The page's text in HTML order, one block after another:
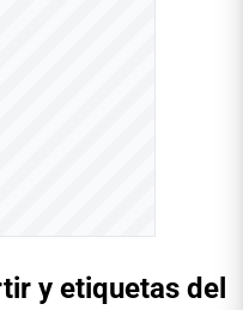
y etiquetas del